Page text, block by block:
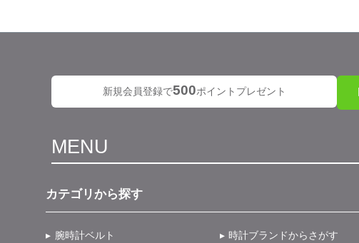
新規会員登録で500ポイントプレゼント
MENU
カテゴリから探す
腕時計ベルト 時計ブランドからさがす